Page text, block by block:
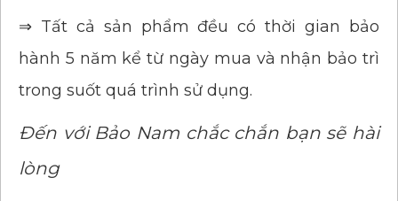
⇒ Tất cả sản phẩm đều có thời gian bảo
hành 5 năm kể từ ngày mua và nhận bảo trì
trong suốt quá trình sử dụng.
Đến với Bảo Nam chắc chắn bạn sẽ hài
lòng